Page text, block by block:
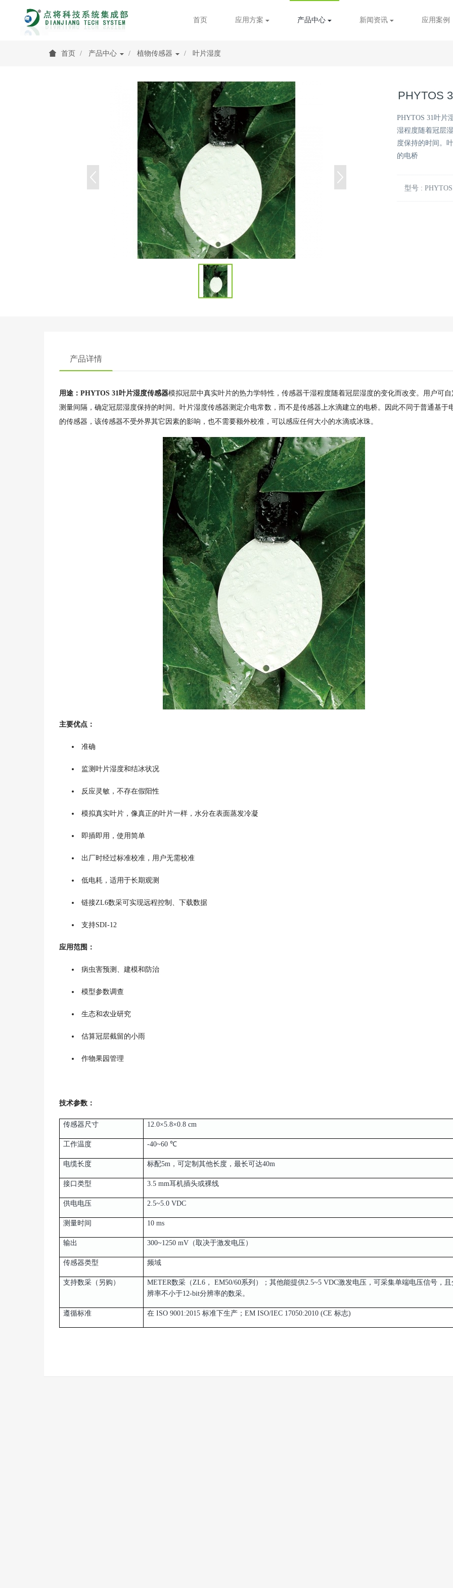
首页 应用方案 产品中心 新闻资讯 应用案例
首页 产品中心 植物传感器 叶片湿度
PHYTOS
PHYTOS 31叶片
湿程度随着冠层
度保持的时间。
的电桥
型号 :
产品详情
用途：PHYTOS 31叶片湿度传感器模拟冠层中真实叶片的热力学特性，传感器干湿程度随着冠层湿度的变化而改变。用户可自
测量间隔，确定冠层湿度保持的时间。叶片湿度传感器测定介电常数，而不是传感器上水滴建立的电桥。因此不同于普通基于
的传感器，该传感器不受外界其它因素的影响，也不需要额外校准，可以感应任何大小的水滴或冰珠。
主要优点：
准确
监测叶片湿度和结冰状况
反应灵敏，不存在假阳性
模拟真实叶片，像真正的叶片一样，水分在表面蒸发冷凝
即插即用，使用简单
出厂时经过标准校准，用户无需校准
低电耗，适用于长期观测
链接ZL6数采可实现远程控制、下载数据
支持SDI-12
应用范围：
病虫害预测、建模和防治
模型参数调查
生态和农业研究
估算冠层截留的小雨
作物果园管理
技术参数：
传感器尺寸 12.0×5.8×0.8 cm
工作温度 -40~60 ℃
电缆长度 标配5m，可定制其他长度，最长可达40m
接口类型 3.5 mm耳机插头或裸线
供电电压 2.5~5.0 VDC
测量时间 10 ms
输出 300~1250 mV（取决于激发电压）
传感器类型 频域
支持数采（另购）
METER数采（ZL6， EM50/60系列）；其他能提供2.5~5 VDC激发电压，可采集单端电压信号，且
辨率不小于12-bit分辨率的数采。
遵循标准 在 ISO 9001:2015 标准下生产；EM ISO/IEC 17050:2010 (CE 标志)